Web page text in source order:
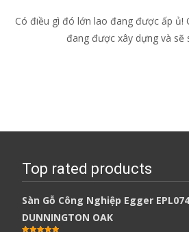
Có điều gì đó lớn lao đang được ấp ủ!
đang được xây dựng và sẽ
Top rated products
Sàn Gỗ Công Nghiệp Egger
DUNNINGTON OAK